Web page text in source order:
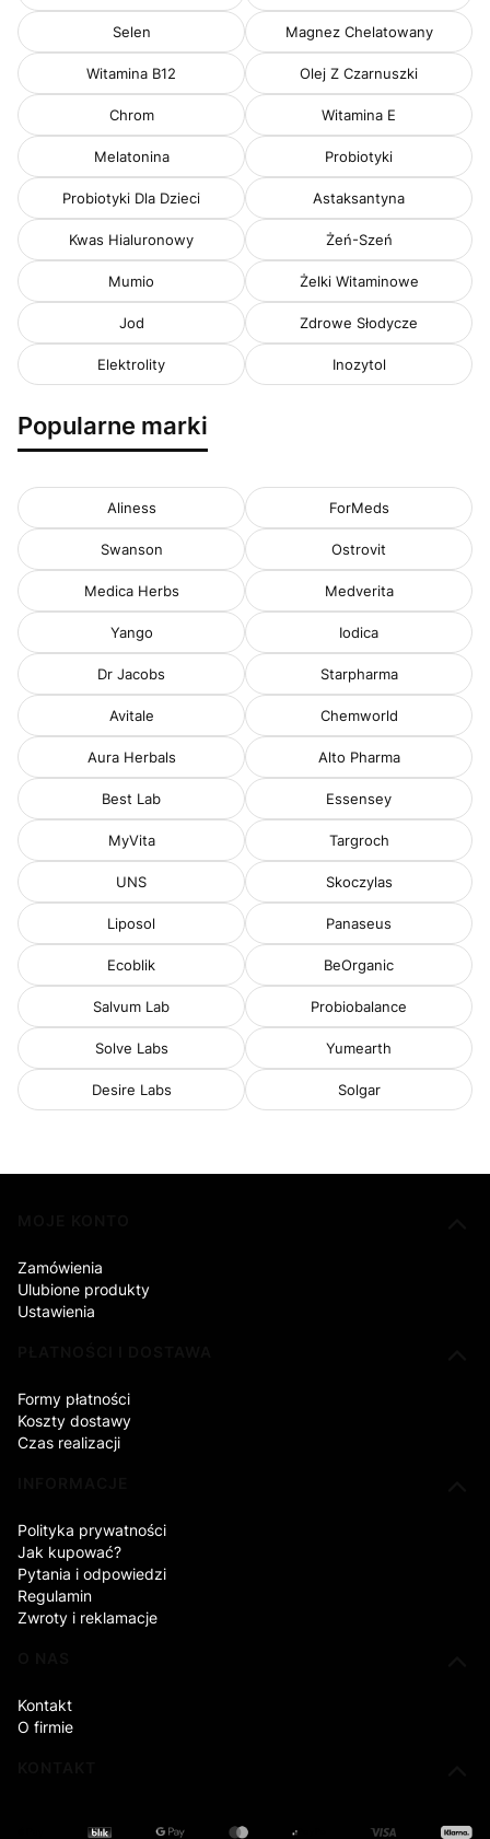
Selen Magnez Chelatowany
Witamina B12 Olej Z Czarnuszki
Chrom Witamina E
Melatonina Probiotyki
Probiotyki Dla Dzieci Astaksantyna
Kwas Hialuronowy Żeń-Szeń
Mumio Żelki Witaminowe
Jod Zdrowe Słodycze
Elektrolity Inozytol
Popularne marki
Aliness ForMeds
Swanson Ostrovit
Medica Herbs Medverita
Yango Iodica
Dr Jacobs Starpharma
Avitale Chemworld
Aura Herbals Alto Pharma
Best Lab Essensey
MyVita Targroch
UNS Skoczylas
Liposol Panaseus
Ecoblik BeOrganic
Salvum Lab Probiobalance
Solve Labs Yumearth
Desire Labs Solgar
Zamówienia
Ulubione produkty
Ustawienia
Formy płatności
Koszty dostawy
Czas realizacji
Polityka prywatności
Jak kupować?
Pytania i odpowiedzi
Regulamin
Zwroty i reklamacje
Kontakt
O firmie